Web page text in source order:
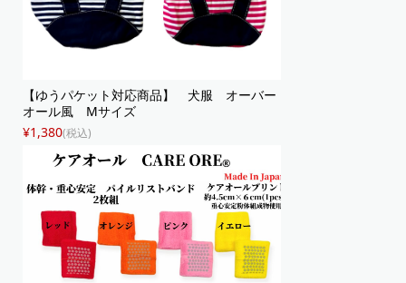
【ゆうパケット対応商品】 犬服 オーバー
オール風 Mサイズ
¥1,380(税込)